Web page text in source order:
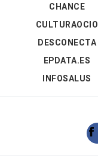
CHANCE
CULTURAOCIO
DESCONECTA
EPDATA.ES
INFOSALUS